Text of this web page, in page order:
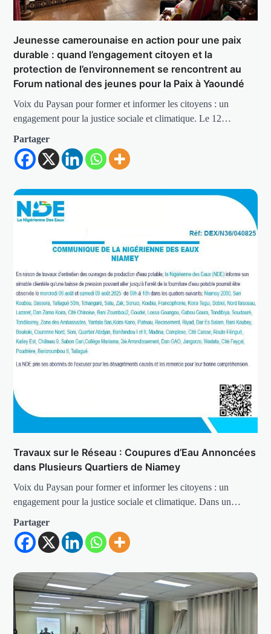
Jeunesse camerounaise en action pour une paix
durable : quand l’engagement citoyen et la
protection de l’environnement se rencontrent au
Forum national des jeunes pour la Paix à Yaoundé
Voix du Paysan pour former et informer les citoyens : un
engagement pour la justice sociale et climatique. Le 12…
Partager
Travaux sur le Réseau : Coupures d’Eau Annoncées
dans Plusieurs Quartiers de Niamey
Voix du Paysan pour former et informer les citoyens : un
engagement pour la justice sociale et climatique. Dans un…
Partager